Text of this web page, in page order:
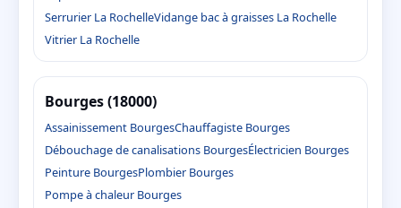
Serrurier La RochelleVidange bac à graisses La Rochelle
Vitrier La Rochelle
Bourges (18000)
Assainissement BourgesChauffagiste Bourges
Débouchage de canalisations BourgesÉlectricien Bourges
Peinture BourgesPlombier Bourges
Pompe à chaleur Bourges